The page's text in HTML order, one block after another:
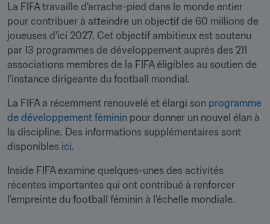
La FIFA travaille d'arrache-pied dans le monde entier
pour contribuer à atteindre un objectif de 60 millions de
joueuses d'ici 2027. Cet objectif ambitieux est soutenu
par 13 programmes de développement auprès des 211
associations membres de la FIFA éligibles au soutien de
l'instance dirigeante du football mondial.
La FIFA a récemment renouvelé et élargi son programme
de développement féminin pour donner un nouvel élan à
la discipline. Des informations supplémentaires sont
disponibles ici.
Inside FIFA examine quelques-unes des activités
récentes importantes qui ont contribué à renforcer
l'empreinte du football féminin à l'échelle mondiale.